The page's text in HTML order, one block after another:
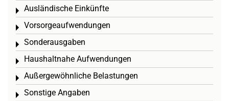
Ausländische Einkünfte
Toggle menu
Vorsorgeaufwendungen
Toggle menu
Sonderausgaben
Toggle menu
Haushaltnahe Aufwendungen
Toggle menu
Außergewöhnliche Belastungen
Toggle menu
Sonstige Angaben
Toggle menu